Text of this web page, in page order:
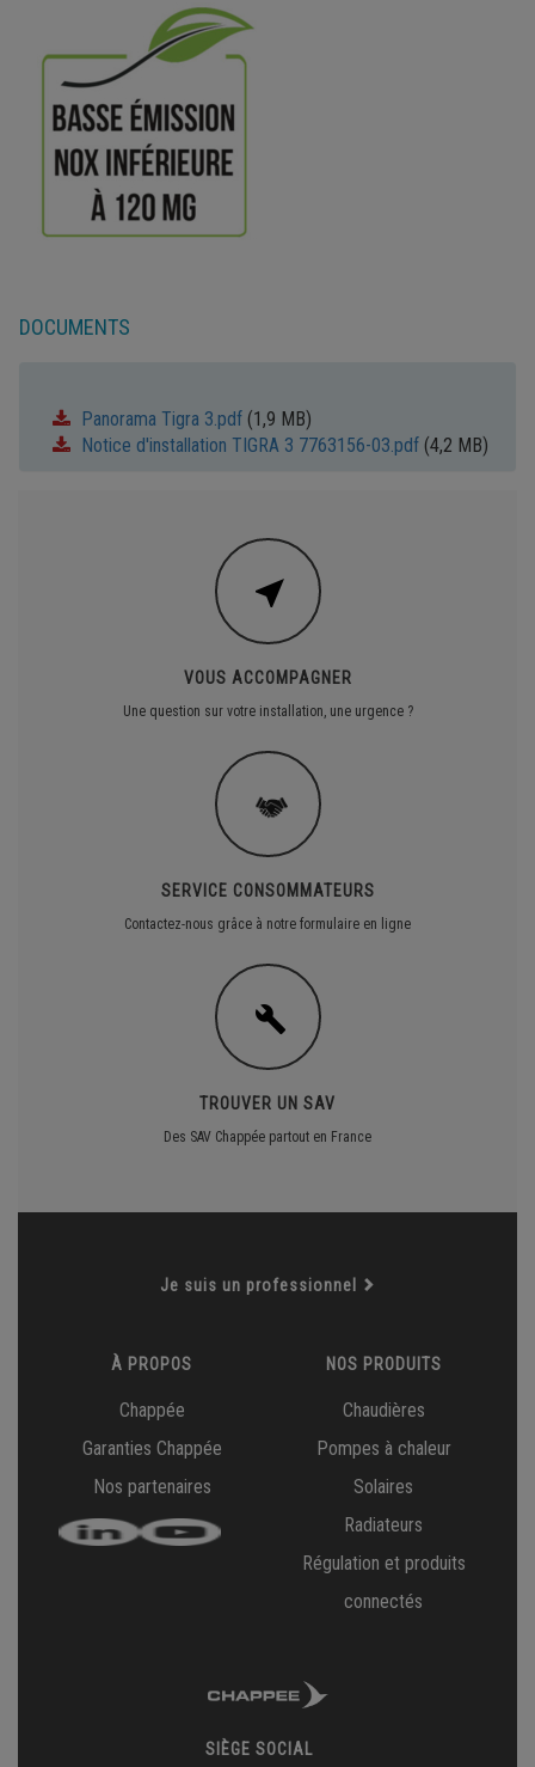
DOCUMENTS
Panorama Tigra 3.pdf (1,9 MB)
Notice d'installation TIGRA 3 7763156-03.pdf (4,2 MB)
VOUS ACCOMPAGNER
Une question sur votre installation, une urgence ?
SERVICE CONSOMMATEURS
Contactez-nous grâce à notre formulaire en ligne
TROUVER UN SAV
Des SAV Chappée partout en France
Je suis un professionnel
À PROPOS
Chappée
Garanties Chappée
Nos partenaires
NOS PRODUITS
Chaudières
Pompes à chaleur
Solaires
Radiateurs
Régulation et produits
connectés
SIÈGE SOCIAL